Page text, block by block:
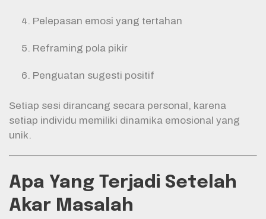
Pelepasan emosi yang tertahan
Reframing pola pikir
Penguatan sugesti positif
Setiap sesi dirancang secara personal, karena
setiap individu memiliki dinamika emosional yang
unik.
Apa Yang Terjadi Setelah
Akar Masalah